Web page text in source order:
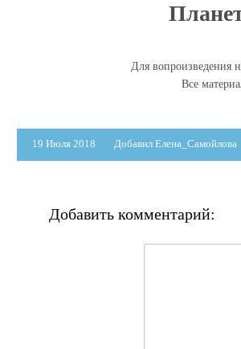
Для вопроизведения
Все
19 Июля 2018 Добавил Елена_Самойлова
Добавить комментарий: